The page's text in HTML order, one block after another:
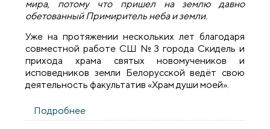
мира, потому что пришел на землю давно
обетованный Примиритель неба и земли.
Уже на протяжении нескольких лет благодаря
совместной работе СШ №3 города Скидель и
прихода храма святых новомучеников и
исповедников земли Белорусской ведёт свою
деятельность факультатив «Храм души моей».
Подробнее
школе №3 города Скиделя